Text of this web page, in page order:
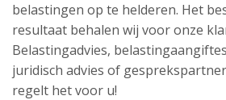
belastingen op te helderen. Het
resultaat behalen wij voor onze
Belastingadvies,
juridisch advies of
regelt het voor u!